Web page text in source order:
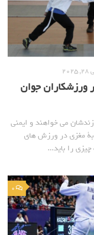
جوان
می خواهند و ایمنی
مغزی در ورزش های
را باید...
0